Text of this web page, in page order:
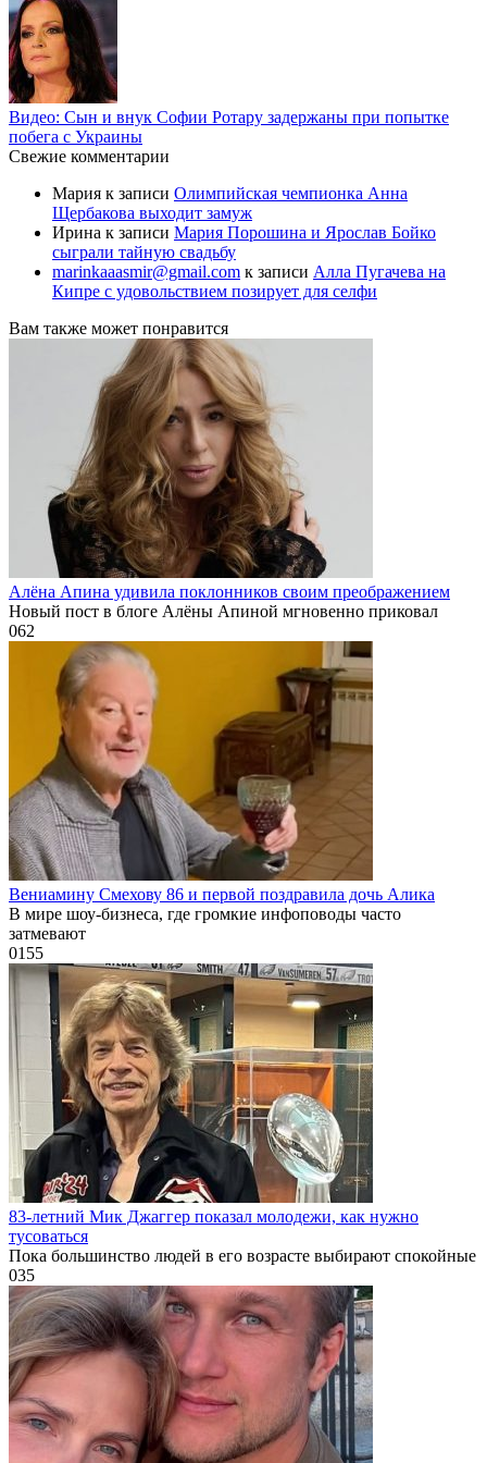
Видео: Сын и внук Софии Ротару задержаны при попытке
побега с Украины
Свежие комментарии
Мария к записи Олимпийская чемпионка Анна
Щербакова выходит замуж
Ирина к записи Мария Порошина и Ярослав Бойко
сыграли тайную свадьбу
marinkaaasmir@gmail.com к записи Алла Пугачева на
Кипре с удовольствием позирует для селфи
Вам также может понравится
Алёна Апина удивила поклонников своим преображением
Новый пост в блоге Алёны Апиной мгновенно приковал
062
Вениамину Смехову 86 и первой поздравила дочь Алика
В мире шоу-бизнеса, где громкие инфоповоды часто
затмевают
0155
83-летний Мик Джаггер показал молодежи, как нужно
тусоваться
Пока большинство людей в его возрасте выбирают спокойные
035